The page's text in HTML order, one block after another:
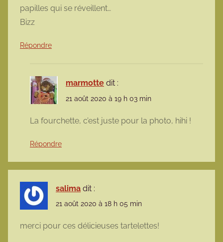
papilles qui se réveillent…
Bizz
Répondre
marmotte dit :
21 août 2020 à 19 h 03 min
La fourchette, c’est juste pour la photo, hihi !
Répondre
salima dit :
21 août 2020 à 18 h 05 min
merci pour ces délicieuses tartelettes!